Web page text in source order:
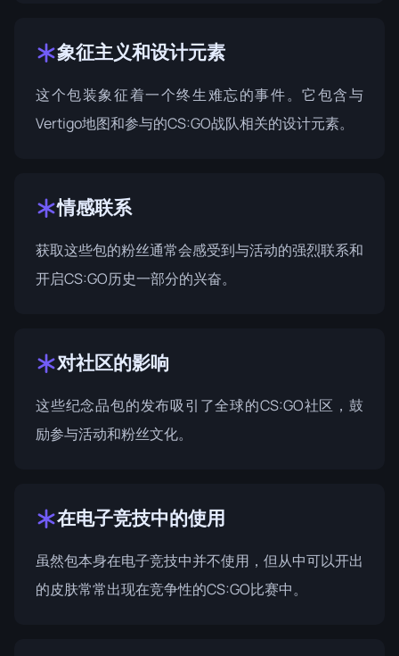
象征主义和设计元素
这个包装象征着一个终生难忘的事件。它包含与
Vertigo地图和参与的CS:GO战队相关的设计元素。
情感联系
获取这些包的粉丝通常会感受到与活动的强烈联系和
开启CS:GO历史一部分的兴奋。
对社区的影响
这些纪念品包的发布吸引了全球的CS:GO社区，鼓
励参与活动和粉丝文化。
在电子竞技中的使用
虽然包本身在电子竞技中并不使用，但从中可以开出
的皮肤常常出现在竞争性的CS:GO比赛中。